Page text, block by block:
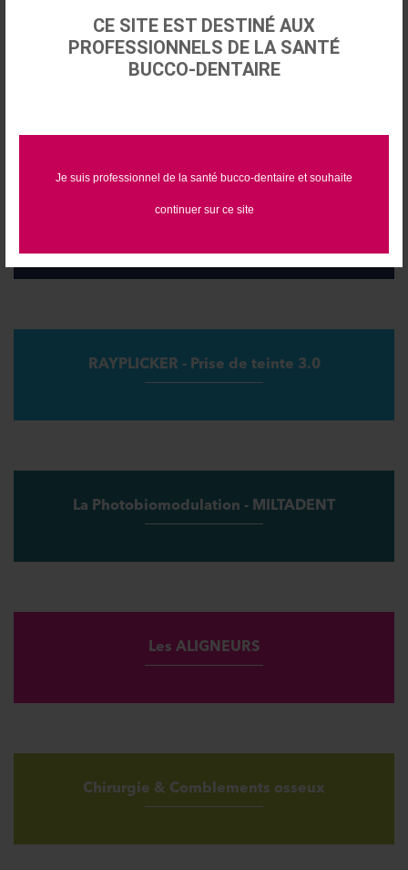
CE SITE EST DESTINÉ AUX
PROFESSIONNELS DE LA SANTÉ
BUCCO-DENTAIRE
Je suis professionnel de la santé bucco-dentaire et souhaite
continuer sur ce site
RAYPLICKER - Prise de teinte 3.0
La Photobiomodulation - MILTADENT
Les ALIGNEURS
Chirurgie & Comblements osseux